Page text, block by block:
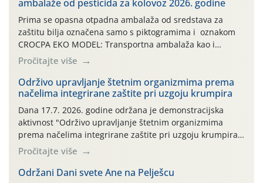
ambalaže od pesticida za kolovoz 2026. godine
Prima se opasna otpadna ambalaža od sredstava za
zaštitu bilja označena samo s piktogramima i oznakom
CROCPA EKO MODEL: Transportna ambalaža kao i
ambalaža drugih proizvoda koji nisu sredstva za zaštitu
bilja (npr. ambalaža od mineralnih gnojiva,) se ne
prihvaća. Korisnicima je osiguran besplatni povrat
prazne ambalaže isključivo ovih tvrtki: AGROCHEM-MAKS,
AGRONOM, ALBAUGH TKI* (PINUS […]
Pročitajte više
Održivo upravljanje štetnim organizmima prema
načelima integrirane zaštite pri uzgoju krumpira
Dana 17.7. 2026. godine održana je demonstracijska
aktivnost "Održivo upravljanje štetnim organizmima
prema načelima integrirane zaštite pri uzgoju krumpira"
na pokusnom polju "Poredje", kraj naselja Belica (ARKOD
parcela ID 2445031) (središnji dio Međimurske županije).
Pročitajte više
Održani Dani svete Ane na Pelješcu